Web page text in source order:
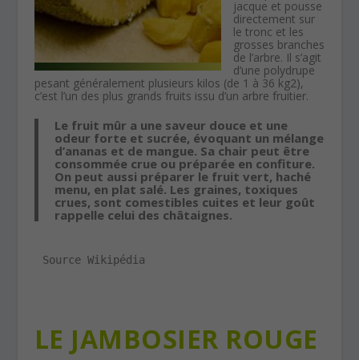
jacque et pousse
directement sur
le tronc et les
grosses branches
de l’arbre. Il s’agit
d’une polydrupe
pesant généralement plusieurs kilos (de 1 à 36 kg2),
c’est l’un des plus grands fruits issu d’un arbre fruitier.
Le fruit mûr a une saveur douce et une
odeur forte et sucrée, évoquant un mélange
d’ananas et de mangue. Sa chair peut être
consommée crue ou préparée en confiture.
On peut aussi préparer le fruit vert, haché
menu, en plat salé. Les graines, toxiques
crues, sont comestibles cuites et leur goût
rappelle celui des châtaignes.
Source Wikipédia
LE JAMBOSIER ROUGE